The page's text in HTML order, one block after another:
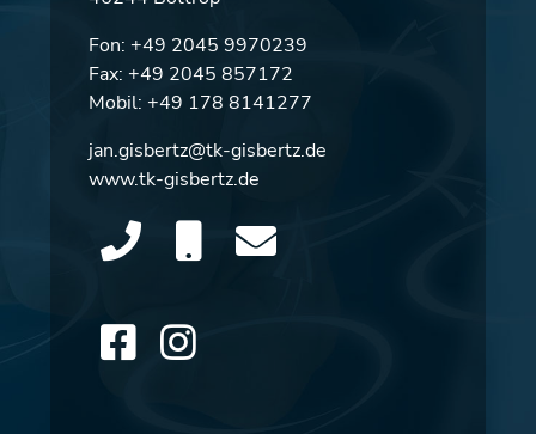
Fon: +49 2045 9970239
Fax: +49 2045 857172
Mobil: +49 178 8141277
jan.gisbertz@tk-gisbertz.de
www.tk-gisbertz.de